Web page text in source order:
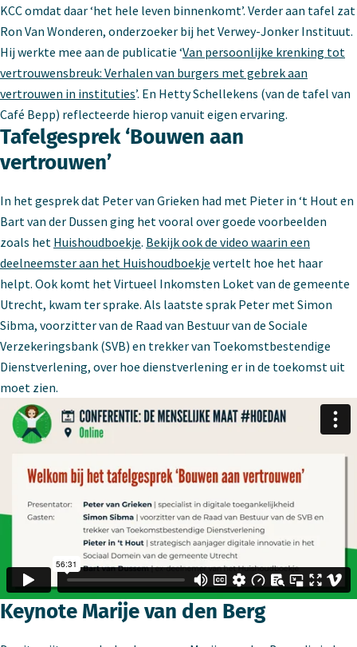
KCC omdat daar ‘het hele leven binnenkomt’. Verder aan tafel zat
Ron Van Wonderen, onderzoeker bij het Verwey-Jonker Instituut.
Hij werkte mee aan de publicatie ‘Van persoonlijke krenking tot
vertrouwensbreuk: Verhalen van burgers met gebrek aan
vertrouwen in instituties’. En Hetty Schellekens (van de tafel van
Café Bepp) reflecteerde hierop vanuit eigen ervaring.
Tafelgesprek ‘Bouwen aan
vertrouwen’
In het gesprek dat Peter van Grieken had met Pieter in ‘t Hout en
Bart van der Dussen ging het vooral over goede voorbeelden
zoals het Huishoudboekje. Bekijk ook de video waarin een
deelneemster aan het Huishoudboekje vertelt hoe het haar
helpt. Ook komt het Virtueel Inkomsten Loket van de gemeente
Utrecht, kwam ter sprake. Als laatste sprak Peter met Simon
Sibma, voorzitter van de Raad van Bestuur van de Sociale
Verzekeringsbank (SVB) en trekker van Toekomstbestendige
Dienstverlening, over hoe dienstverlening er in de toekomst uit
moet zien.
Keynote Marije van den Berg